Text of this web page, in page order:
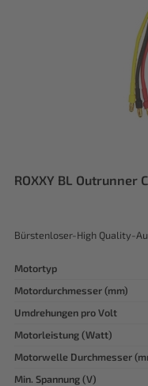
ROXXY BL Outrunner
Bürstenloser-High Quality-
Motortyp
Motordurchmesser (mm)
Umdrehungen pro Volt
Motorleistung (Watt)
Motorwelle Durchmesser
Min. Spannung (V)